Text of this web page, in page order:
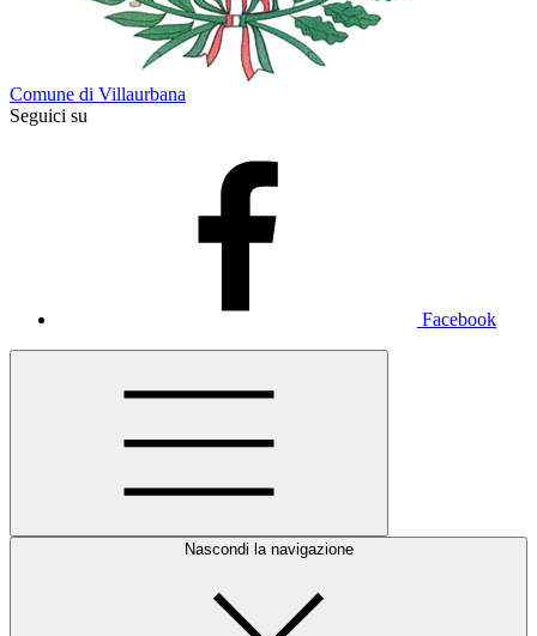
Comune di Villaurbana
Seguici su
Facebook
Nascondi la navigazione